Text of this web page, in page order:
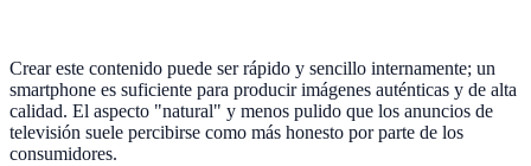
Crear este contenido puede ser rápido y sencillo internamente; un
smartphone es suficiente para producir imágenes auténticas y de alta
calidad. El aspecto "natural" y menos pulido que los anuncios de
televisión suele percibirse como más honesto por parte de los
consumidores.